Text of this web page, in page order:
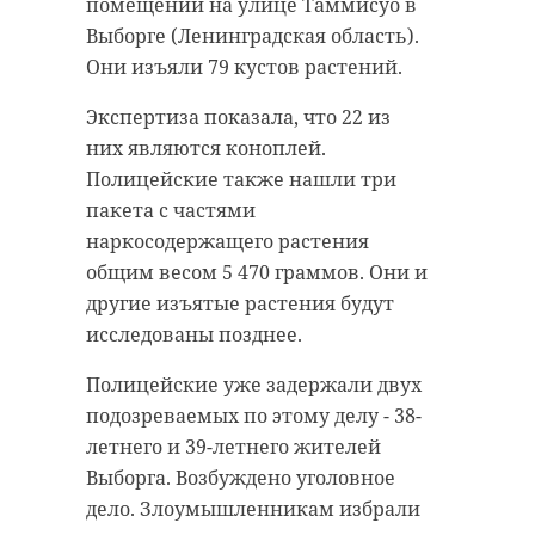
Выборге (Ленинградская область).
Они изъяли 79 кустов растений.
Экспертиза показала, что 22 из
них являются коноплей.
Полицейские также нашли три
пакета с частями
наркосодержащего растения
общим весом 5 470 граммов. Они и
другие изъятые растения будут
исследованы позднее.
Полицейские уже задержали двух
подозреваемых по этому делу - 38-
летнего и 39-летнего жителей
Выборга. Возбуждено уголовное
дело. Злоумышленникам избрали
за управление автомобилем в
нетрезвом виде. Несмотря на это,
автомобиля в состоянии
опьянения на территории
Гатчинского округа.
В отношении водителя было
возбуждено уголовное дело.
Недавно Данил П. предстал перед
судом. Суд признал его виновным
лишения свободы на 1 год 6
месяцев. Отбывать срок мужчина
будет в колонии-поселении.
Данил П. также не сможет водить
того, на «Дороге жизни» создадут
интерактивное выставочное
филиалом Национального центра
«Россия», рассчитанным на
молодежь.
Отметим, в 2026 году началась
масштабная реконструкция
комплекса «Дорога жизни». В
планах - реставрация,
более 40 мемориальных объектов.
На работы потратят около одного
миллиарда рублей.
Завершить модернизацию